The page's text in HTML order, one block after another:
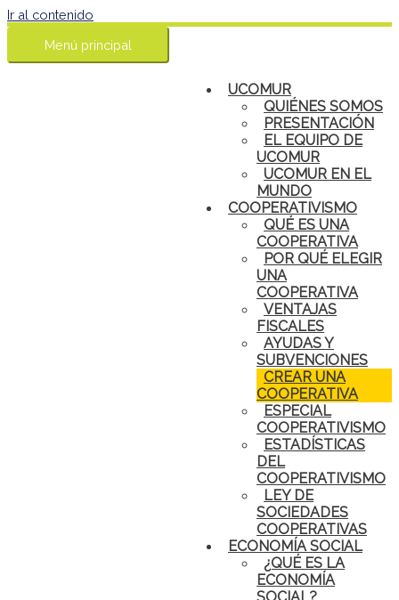
Ir al contenido
Menú principal
UCOMUR
QUIÉNES SOMOS
PRESENTACIÓN
EL EQUIPO DE
UCOMUR
UCOMUR EN EL
MUNDO
COOPERATIVISMO
QUÉ ES UNA
COOPERATIVA
POR QUÉ ELEGIR
UNA
COOPERATIVA
VENTAJAS
FISCALES
AYUDAS Y
SUBVENCIONES
CREAR UNA
COOPERATIVA
ESPECIAL
COOPERATIVISMO
ESTADÍSTICAS
DEL
COOPERATIVISMO
LEY DE
SOCIEDADES
COOPERATIVAS
ECONOMÍA SOCIAL
¿QUÉ ES LA
ECONOMÍA